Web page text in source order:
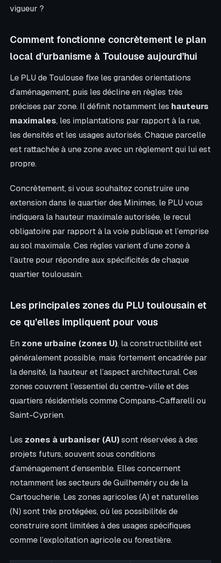
vigueur ?
Comment fonctionne concrètement le plan
local d’urbanisme à Toulouse aujourd’hui
Le PLU de Toulouse fixe les grandes orientations
d’aménagement, puis les décline en règles très
précises par zone. Il définit notamment les hauteurs
maximales, les implantations par rapport à la rue,
les densités et les usages autorisés. Chaque parcelle
est rattachée à une zone avec un règlement qui lui est
propre.
Concrètement, si vous souhaitez construire une
extension dans le quartier des Minimes, le PLU vous
indiquera la hauteur maximale autorisée, le recul
obligatoire par rapport à la voie publique et l’emprise
au sol maximale. Ces règles varient d’une zone à
l’autre pour répondre aux spécificités de chaque
quartier toulousain.
Les principales zones du PLU toulousain et
ce qu’elles impliquent pour vous
En zone urbaine (zones U), la constructibilité est
généralement possible, mais fortement encadrée par
la densité, la hauteur et l’aspect architectural. Ces
zones couvrent l’essentiel du centre-ville et des
quartiers résidentiels comme Compans-Caffarelli ou
Saint-Cyprien.
Les zones à urbaniser (AU)sont réservées à des
projets futurs, souvent sous conditions
d’aménagement d’ensemble. Elles concernent
notamment les secteurs de Guilheméry ou de la
Cartoucherie. Les zones agricoles (A) et naturelles
(N) sont très protégées, où les possibilités de
construire sont limitées à des usages spécifiques
comme l’exploitation agricole ou forestière.